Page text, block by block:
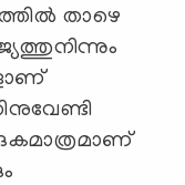
താഴെ